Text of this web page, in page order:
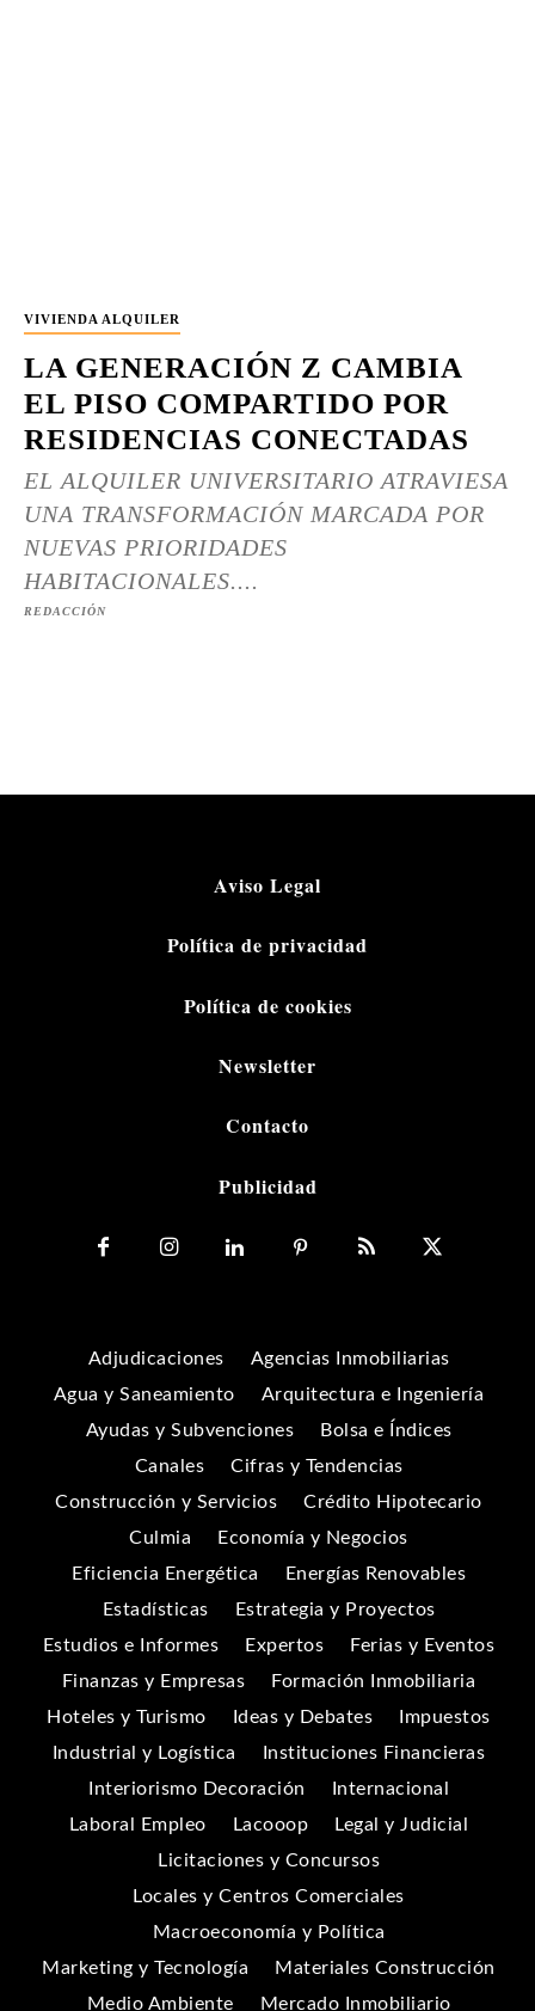
VIVIENDA ALQUILER
LA GENERACIÓN Z CAMBIA
EL PISO COMPARTIDO POR
RESIDENCIAS CONECTADAS
EL ALQUILER UNIVERSITARIO ATRAVIESA
UNA TRANSFORMACIÓN MARCADA POR
NUEVAS PRIORIDADES
HABITACIONALES....
REDACCIÓN
Aviso Legal
Política de privacidad
Política de cookies
Newsletter
Contacto
Publicidad
Adjudicaciones
Agencias Inmobiliarias
Agua y Saneamiento
Arquitectura e Ingeniería
Ayudas y Subvenciones
Bolsa e Índices
Canales
Cifras y Tendencias
Construcción y Servicios
Crédito Hipotecario
Culmia
Economía y Negocios
Eficiencia Energética
Energías Renovables
Estadísticas
Estrategia y Proyectos
Estudios e Informes
Expertos
Ferias y Eventos
Finanzas y Empresas
Formación Inmobiliaria
Hoteles y Turismo
Ideas y Debates
Impuestos
Industrial y Logística
Instituciones Financieras
Interiorismo Decoración
Internacional
Laboral Empleo
Lacooop
Legal y Judicial
Licitaciones y Concursos
Locales y Centros Comerciales
Macroeconomía y Política
Marketing y Tecnología
Materiales Construcción
Medio Ambiente
Mercado Inmobiliario